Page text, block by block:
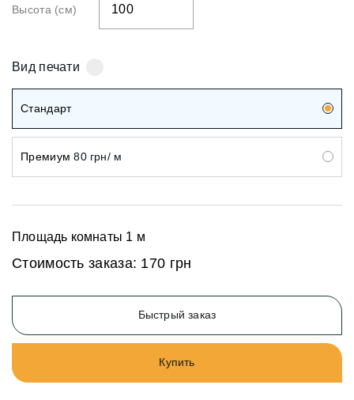
Высота (см)
Вид печати
Стандарт
Премиум 80 грн/ м
Площадь комнаты 1 м
Стоимость заказа: 170 грн
Быстрый заказ
Купить